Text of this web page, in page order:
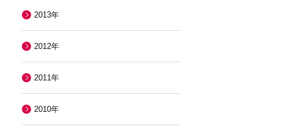
2013年
2012年
2011年
2010年